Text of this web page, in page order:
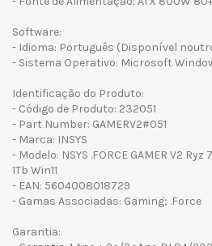
Software:
- Idioma: Português (Disponível
- Sistema Operativo: Microsoft
Identificação do Produto:
- Código de Produto: 232051
- Part Number: GAMERV2#051
- Marca: INSYS
- Modelo: NSYS .FORCE GAMER V2
1Tb Win11
- EAN: 5604008018729
- Gamas Associadas: Gaming; .Force
Garantia: